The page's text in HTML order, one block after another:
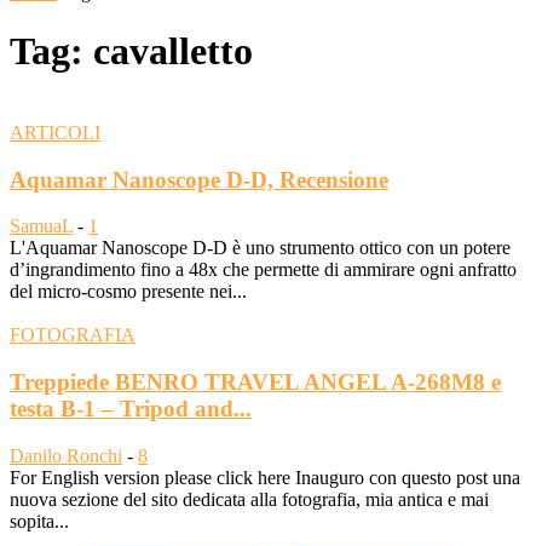
Tag: cavalletto
ARTICOLI
Aquamar Nanoscope D-D, Recensione
SamuaL - 1
L'Aquamar Nanoscope D-D è uno strumento ottico con un potere
d’ingrandimento fino a 48x che permette di ammirare ogni anfratto
del micro-cosmo presente nei...
FOTOGRAFIA
Treppiede BENRO TRAVEL ANGEL A-268M8 e
testa B-1 – Tripod and...
Danilo Ronchi - 8
For English version please click here Inauguro con questo post una
nuova sezione del sito dedicata alla fotografia, mia antica e mai
sopita...